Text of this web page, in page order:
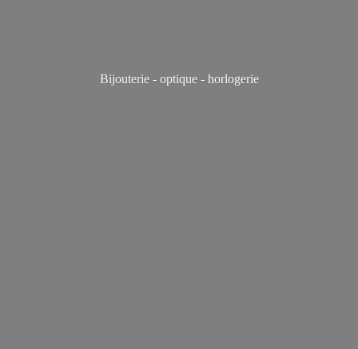
Bijouterie - optique - horlogerie